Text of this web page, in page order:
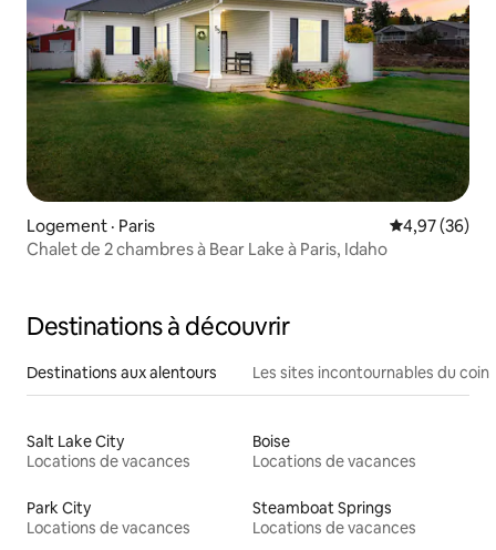
Logement · Paris Note
4,97 (36)
Chalet de 2 chambres à Bear Lake à Paris, Idaho
Destinations à découvrir
Destinations aux alentours Les sites incontournables du coin
Salt Lake City
Locations de vacances
Boise
Locations de vacances
Park City
Locations de vacances
Steamboat Springs
Locations de vacances